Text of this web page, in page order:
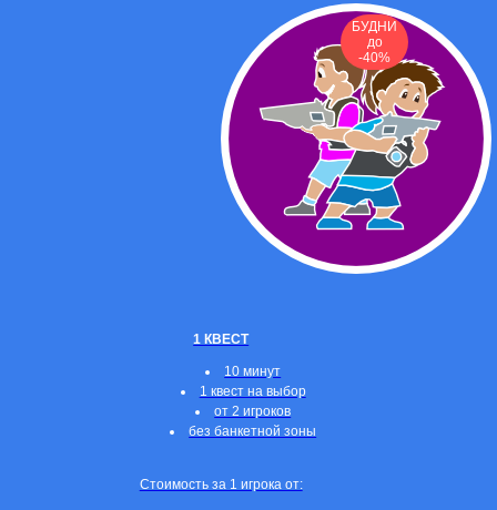
БУДНИ
до
-40%
1 КВЕСТ
10 минут
1 квест на выбор
от 2 игроков
без банкетной зоны
Стоимость за 1 игрока от: